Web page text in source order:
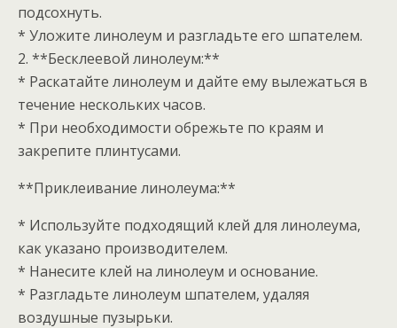
подсохнуть.
* Уложите линолеум и разгладьте его шпателем.
2. **Бесклеевой линолеум:**
* Раскатайте линолеум и дайте ему вылежаться в
течение нескольких часов.
* При необходимости обрежьте по краям и
закрепите плинтусами.
**Приклеивание линолеума:**
* Используйте подходящий клей для линолеума,
как указано производителем.
* Нанесите клей на линолеум и основание.
* Разгладьте линолеум шпателем, удаляя
воздушные пузырьки.